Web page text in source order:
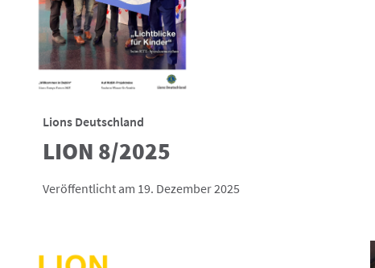
Lions Deutschland
LION 8/2025
Veröffentlicht am 19. Dezember 2025